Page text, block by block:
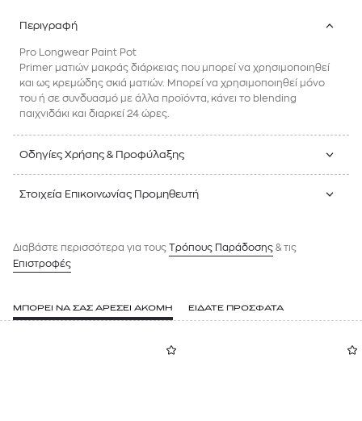
Περιγραφή
Pro Longwear Paint Pot
Primer ματιών μακράς διάρκειας που μπορεί να χρησιμοποιηθεί
και ως κρεμώδης σκιά ματιών. Μπορεί να χρησιμοποιηθεί μόνο
του ή σε συνδυασμό με άλλα προϊόντα, κάνει το blending
παιχνιδάκι και διαρκεί 24 ώρες.
Οδηγίες Χρήσης & Προφύλαξης
Στοιχεία Επικοινωνίας Προμηθευτή
Διαβάστε περισσότερα για τους Tρόπους Παράδοσης & τις
Επιστροφές
ΜΠΟΡΕΙ ΝΑ ΣΑΣ ΑΡΕΣΕΙ ΑΚΟΜΗ ΕΙΔΑΤΕ ΠΡΟΣΦΑΤΑ